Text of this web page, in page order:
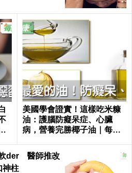
美國學會證實！這樣吃米糠
油：護腦防癡呆症、心臟
病，營養完勝椰子油｜每日
der 醫師推改
神柱